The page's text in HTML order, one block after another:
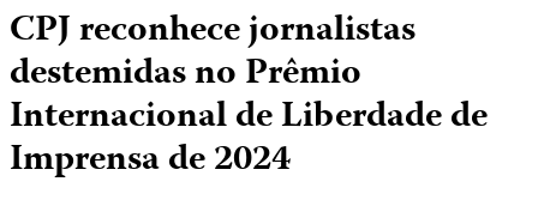
CPJ reconhece jornalistas
destemidas no Prêmio
Internacional de Liberdade de
Imprensa de 2024